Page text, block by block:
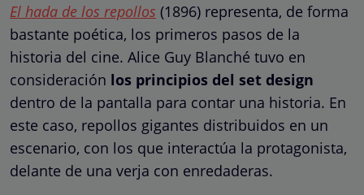
El hada de los repollos (1896) representa, de forma
bastante poética, los primeros pasos de la
historia del cine. Alice Guy Blanché tuvo en
consideración los principios del set design
dentro de la pantalla para contar una historia. En
este caso, repollos gigantes distribuidos en un
escenario, con los que interactúa la protagonista,
delante de una verja con enredaderas.